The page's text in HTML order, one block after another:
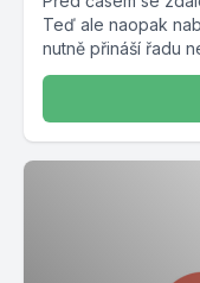
Teď ale naopak
nutně přináší řadu